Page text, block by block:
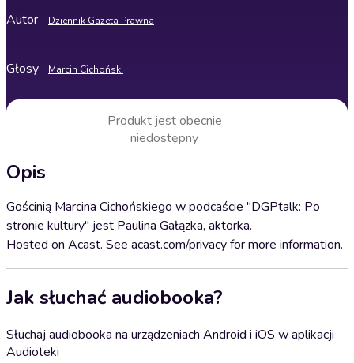
Autor Dziennik Gazeta Prawna
Głosy Marcin Cichoński
Produkt jest obecnie
niedostępny
Opis
Gościnią Marcina Cichońskiego w podcaście "DGPtalk: Po
stronie kultury" jest Paulina Gałązka, aktorka.
Hosted on Acast. See acast.com/privacy for more information.
Jak słuchać audiobooka?
Słuchaj audiobooka na urządzeniach Android i iOS w aplikacji
Audioteki